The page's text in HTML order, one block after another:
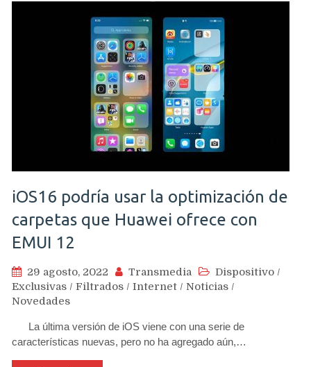
iOS16 podría usar la optimización de
carpetas que Huawei ofrece con
EMUI 12
29 agosto, 2022 Transmedia Dispositivo /
Exclusivas / Filtrados / Internet / Noticias /
Novedades
La última versión de iOS viene con una serie de
características nuevas, pero no ha agregado aún,…